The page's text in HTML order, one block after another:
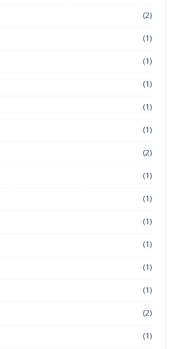
(2)
(1)
(1)
(1)
(1)
(1)
(2)
(1)
(1)
(1)
(1)
(1)
(1)
(2)
(1)